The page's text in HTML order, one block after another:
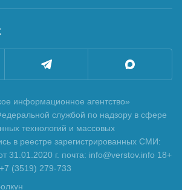
информационное агентство»
службой по надзору в сфере
технологий и массовых
в реестре зарегистрированных СМИ:
г. почта: info@verstov.info 18+
(3519) 279-733